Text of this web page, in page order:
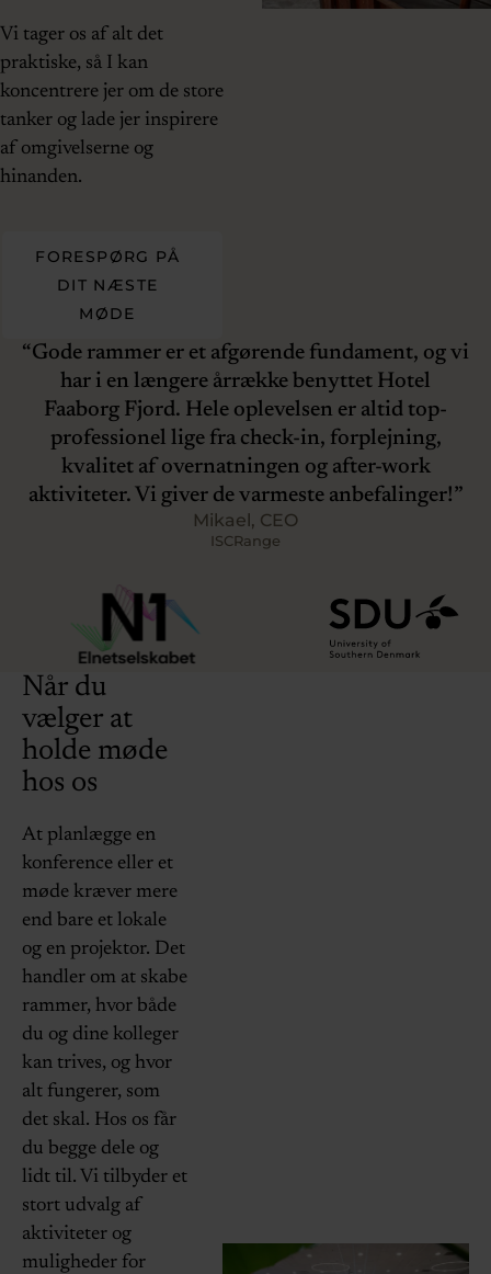
Vi tager os af alt det
praktiske, så I kan
koncentrere jer om de store
tanker og lade jer inspirere
af omgivelserne og
hinanden.
FORESPØRG PÅ
DIT NÆSTE
MØDE
Det var sådan et godt arrangement og alle er så
glade for, at vi har været hos jer. Vi har fået en
del positiv feedback fra vores deltagere og folk
har rost lokationen og hele dagen generelt.
IT Forum Gruppen
Når du
vælger at
holde møde
hos os
At planlægge en
konference eller et
møde kræver mere
end bare et lokale
og en projektor. Det
handler om at skabe
rammer, hvor både
du og dine kolleger
kan trives, og hvor
alt fungerer, som
det skal. Hos os får
du begge dele og
lidt til. Vi tilbyder et
stort udvalg af
aktiviteter og
muligheder for